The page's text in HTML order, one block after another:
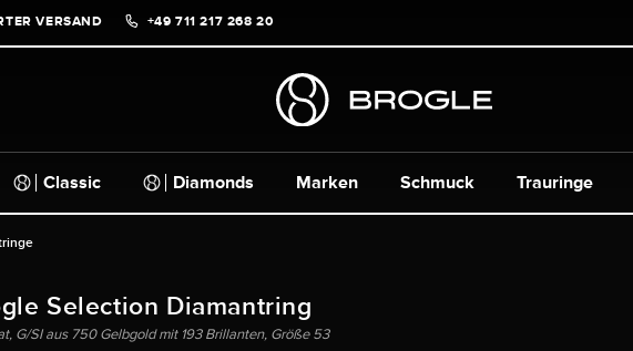
VERSAND +49 711 217 268 20
Classic Diamonds Marken Schmuck Trauringe
Selection Diamantring
G/SI aus 750 Gelbgold mit 193 Brillanten, Größe 53